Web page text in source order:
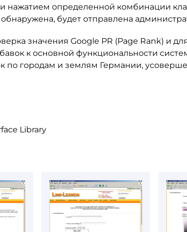
и нажатием определенной комбинации
будет отправлена
значения Google PR (Page Rank) и
к основной функциональности
по городам и землям Германии,
Library